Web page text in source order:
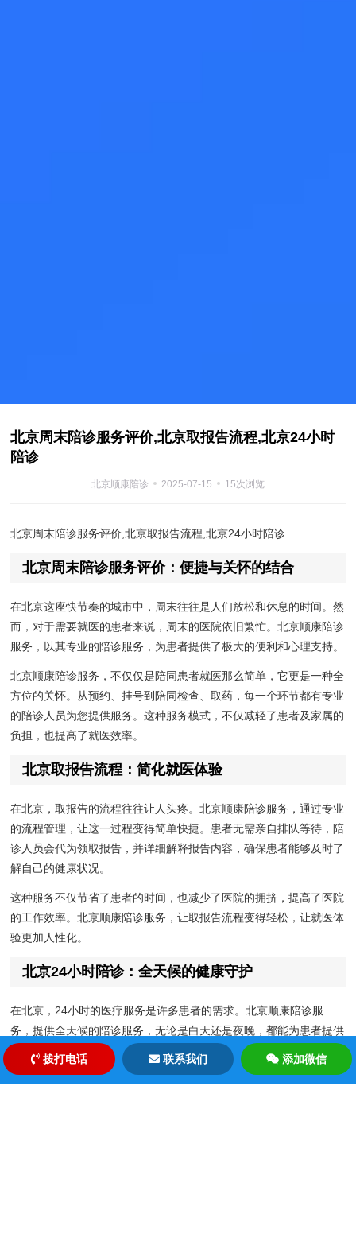
北京周末陪诊服务评价,北京取报告流程,北京24小时
陪诊
北京顺康陪诊 2025-07-15 15次浏览
北京周末陪诊服务评价,北京取报告流程,北京24小时陪诊
北京周末陪诊服务评价：便捷与关怀的结合
在北京这座快节奏的城市中，周末往往是人们放松和休息的时间。然
而，对于需要就医的患者来说，周末的医院依旧繁忙。北京顺康陪诊
服务，以其专业的陪诊服务，为患者提供了极大的便利和心理支持。
北京顺康陪诊服务，不仅仅是陪同患者就医那么简单，它更是一种全
方位的关怀。从预约、挂号到陪同检查、取药，每一个环节都有专业
的陪诊人员为您提供服务。这种服务模式，不仅减轻了患者及家属的
负担，也提高了就医效率。
北京取报告流程：简化就医体验
在北京，取报告的流程往往让人头疼。北京顺康陪诊服务，通过专业
的流程管理，让这一过程变得简单快捷。患者无需亲自排队等待，陪
诊人员会代为领取报告，并详细解释报告内容，确保患者能够及时了
解自己的健康状况。
这种服务不仅节省了患者的时间，也减少了医院的拥挤，提高了医院
的工作效率。北京顺康陪诊服务，让取报告流程变得轻松，让就医体
验更加人性化。
北京24小时陪诊：全天候的健康守护
在北京，24小时的医疗服务是许多患者的需求。北京顺康陪诊服
务，提供全天候的陪诊服务，无论是白天还是夜晚，都能为患者提供
及时的帮助。
这种24小时的服务模式，不仅满足了患者的需求，也为医院提供了
拨打电话 联系我们 添加微信